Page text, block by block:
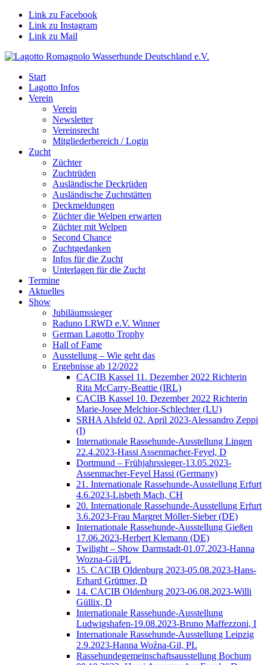
Link zu Facebook
Link zu Instagram
Link zu Mail
Start
Lagotto Infos
Verein
Verein
Newsletter
Vereinsrecht
Mitgliederbereich / Login
Zucht
Züchter
Zuchtrüden
Ausländische Deckrüden
Ausländische Zuchtstätten
Deckmeldungen
Züchter die Welpen erwarten
Züchter mit Welpen
Second Chance
Zuchtgedanken
Infos für die Zucht
Unterlagen für die Zucht
Termine
Aktuelles
Show
Jubiläumssieger
Raduno LRWD e.V. Winner
German Lagotto Trophy
Hall of Fame
Ausstellung – Wie geht das
Ergebnisse ab 12/2022
CACIB Kassel 11. Dezember 2022 Richterin
Rita McCarry-Beattie (IRL)
CACIB Kassel 10. Dezember 2022 Richterin
Marie-Josee Melchior-Schlechter (LU)
SRHA Alsfeld 02. April 2023-Alessandro Zeppi
(I)
Internationale Rassehunde-Ausstellung Lingen
22.4.2023-Hassi Assenmacher-Feyel, D
Dortmund – Frühjahrssieger-13.05.2023-
Assenmacher-Feyel Hassi (Germany)
21. Internationale Rassehunde-Ausstellung Erfurt
4.6.2023-Lisbeth Mach, CH
20. Internationale Rassehunde-Ausstellung Erfurt
3.6.2023-Frau Margret Möller-Sieber (DE)
Internationale Rassehunde-Ausstellung Gießen
17.06.2023-Herbert Klemann (DE)
Twilight – Show Darmstadt-01.07.2023-Hanna
Wozna-Gil/PL
15. CACIB Oldenburg 2023-05.08.2023-Hans-
Erhard Grüttner, D
14. CACIB Oldenburg 2023-06.08.2023-Willi
Güllix, D
Internationale Rassehunde-Ausstellung
Ludwigshafen-19.08.2023-Bruno Maffezzoni, I
Internationale Rassehunde-Ausstellung Leipzig
2.9.2023-Hanna Woźna-Gil, PL
Rassehundegemeinschaftsausstellung Bochum